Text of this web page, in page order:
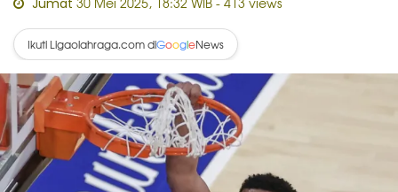
Jumat
Ikuti Ligaolahraga.com diGoogleNews